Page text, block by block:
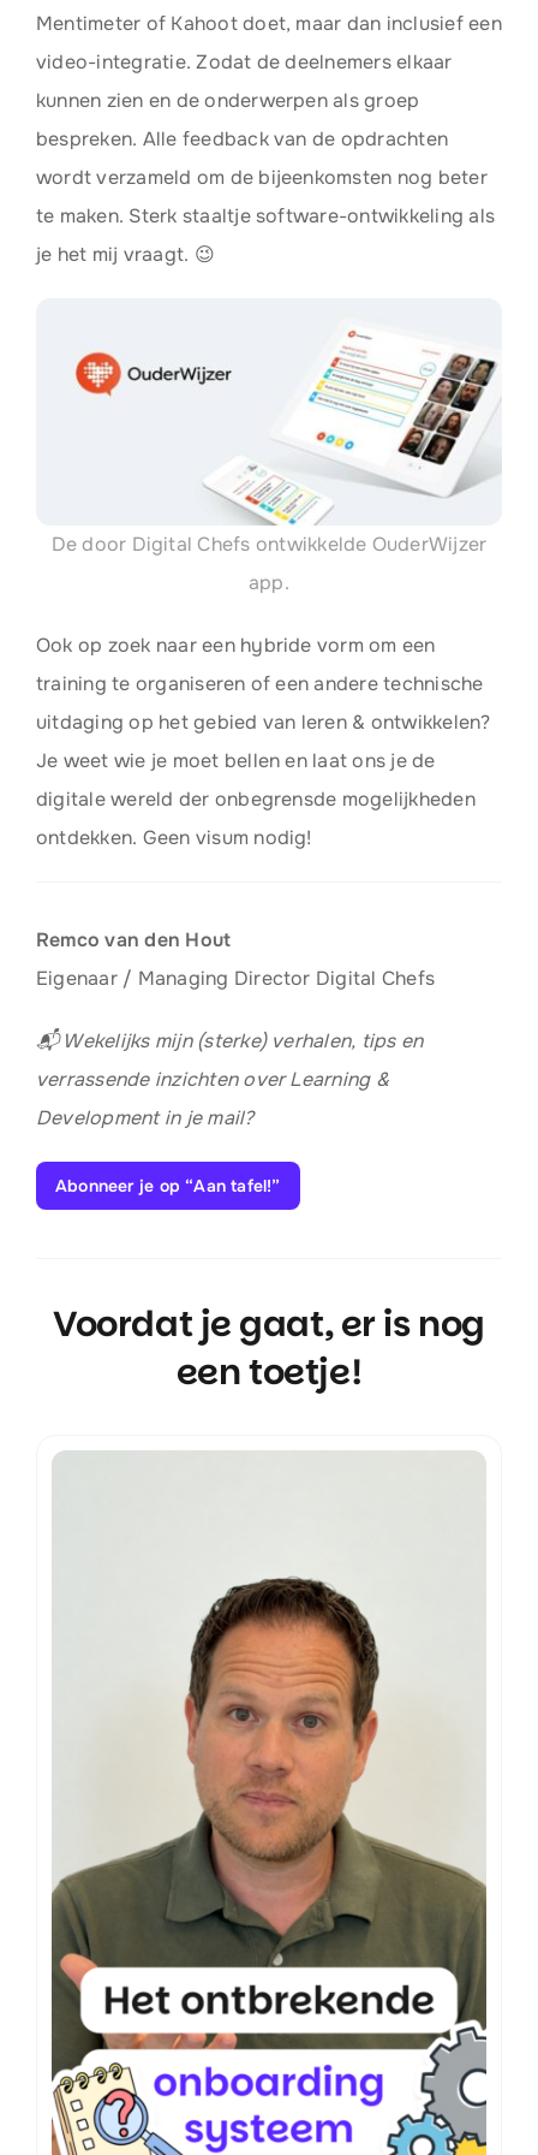
Mentimeter of Kahoot doet, maar dan inclusief een
video-integratie. Zodat de deelnemers elkaar
kunnen zien en de onderwerpen als groep
bespreken. Alle feedback van de opdrachten
wordt verzameld om de bijeenkomsten nog beter
te maken. Sterk staaltje software-ontwikkeling als
je het mij vraagt. 😉
De door Digital Chefs ontwikkelde OuderWijzer
app.
Ook op zoek naar een hybride vorm om een
training te organiseren of een andere technische
uitdaging op het gebied van leren & ontwikkelen?
Je weet wie je moet bellen en laat ons je de
digitale wereld der onbegrensde mogelijkheden
ontdekken. Geen visum nodig!
Remco van den Hout
Eigenaar / Managing Director Digital Chefs
📬 Wekelijks mijn (sterke) verhalen, tips en
verrassende inzichten over Learning &
Development in je mail?
Abonneer je op “Aan tafel!”
Voordat je gaat, er is nog
een toetje!